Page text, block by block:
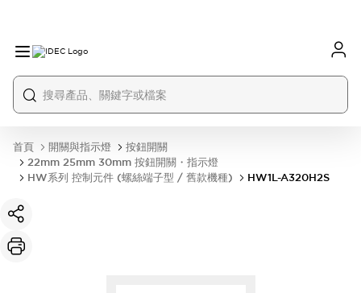
首頁 開關與指示燈
按鈕開關
22mm 25mm 30mm 按鈕開關・指示燈
HW系列 控制元件 (螺絲端子型 / 舊款機種)
HW1L-A320H2S